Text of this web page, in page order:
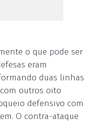
o que pode ser
eram
duas linhas
outros oito
defensivo com
O contra-ataque